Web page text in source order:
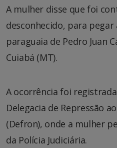
A mulher disse que foi
desconhecido, para pegar
paraguaia de Pedro Juan
Cuiabá (MT).
A ocorrência foi
Delegacia de Repressão
(Defron), onde a mulher
da Polícia Judiciária.